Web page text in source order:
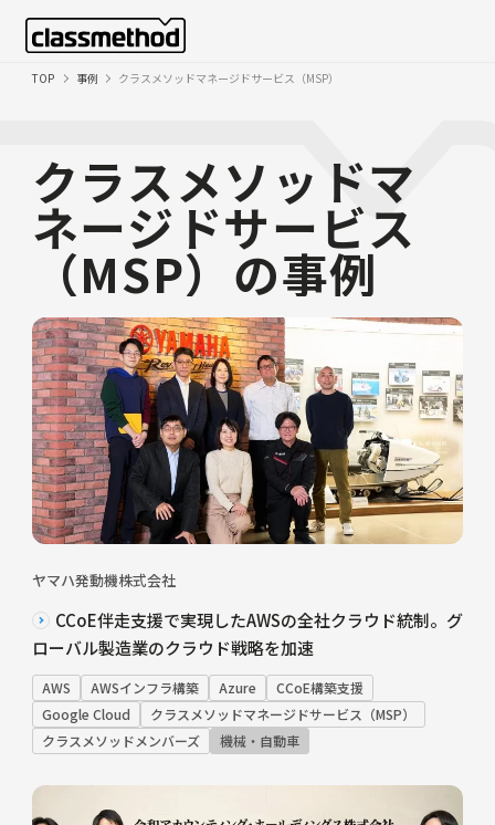
TOP 事例 クラスメソッドマネージドサービス（MSP）
クラスメソッドマ
ネージドサービス
（MSP）の事例
ヤマハ発動機株式会社
CCoE伴走支援で実現したAWSの全社クラウド統制。グ
ローバル製造業のクラウド戦略を加速
AWS AWSインフラ構築 Azure
CCoE構築支援
Google Cloud
クラスメソッドマネージドサービス（MSP）
クラスメソッドメンバーズ
機械・自動車